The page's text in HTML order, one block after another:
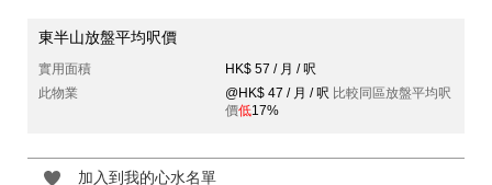
東半山放盤平均呎價
實用面積
HK$ 57 / 月 / 呎
此物業
@HK$ 47 / 月 / 呎 比較同區放盤平均呎
價低17%
加入到我的心水名單